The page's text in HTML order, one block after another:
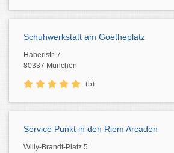
Schuhwerkstatt am Goetheplatz
Häberlstr. 7
80337 München
(5)
Service Punkt in den Riem Arcaden
Willy-Brandt-Platz 5